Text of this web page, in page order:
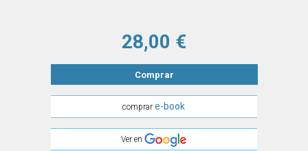
28,00 €
Comprar
comprare-book
Ver en